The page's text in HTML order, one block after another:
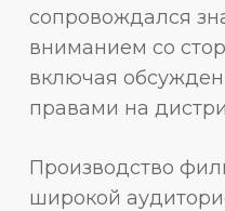
сопровождался
вниманием со
включая
правами на
Производство
широкой